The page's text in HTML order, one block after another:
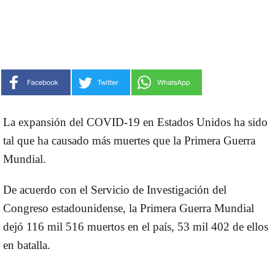
La expansión del COVID-19 en Estados Unidos ha sido
tal que ha causado más muertes que la Primera Guerra
Mundial.
De acuerdo con el Servicio de Investigación del
Congreso estadounidense, la Primera Guerra Mundial
dejó 116 mil 516 muertos en el país, 53 mil 402 de ellos
en batalla.